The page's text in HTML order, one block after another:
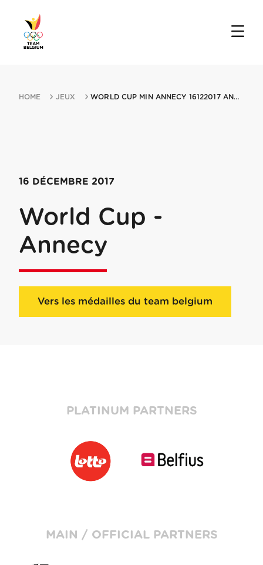
HOME JEUX WORLD CUP MIN ANNECY 16122017 ANNECY
16 DÉCEMBRE 2017
World Cup -
Annecy
Vers les médailles du team belgium
PLATINUM PARTNERS
MAIN / OFFICIAL PARTNERS